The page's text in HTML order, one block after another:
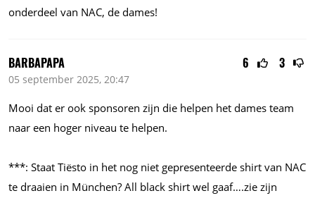
onderdeel van NAC, de dames!
6 3
BARBAPAPA
05 september 2025, 20:47
Mooi dat er ook sponsoren zijn die helpen het dames team
naar een hoger niveau te helpen.
***: Staat Tiësto in het nog niet gepresenteerde shirt van NAC
te draaien in München? All black shirt wel gaaf….zie zijn